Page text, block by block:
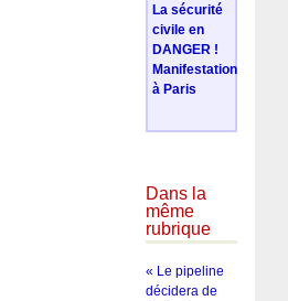
La sécurité
civile en
DANGER !
Manifestation
à Paris
Dans la
même
rubrique
« Le pipeline
décidera de